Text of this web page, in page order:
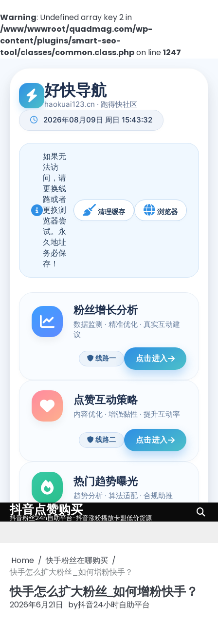
Warning: Undefined array key 2 in
/www/wwwroot/quadmag.com/wp-
content/plugins/smart-seo-
tool/classes/common.class.phpon line1247
Skip
to
抖音点赞购买
抖音粉丝24h自助平台-抖音涨粉播放卡盟低价货源
Home
快手粉丝在哪购买
快手怎么扩大粉丝_如何增粉快手？
快手怎么扩大粉丝_如何增粉快手？
2026年6月21日 by抖音24小时自助平台